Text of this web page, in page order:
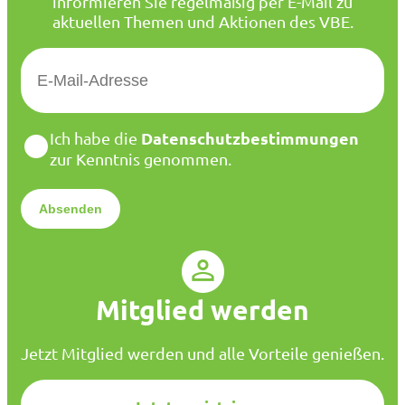
aktuellen Themen und Aktionen des VBE.
E
M
*
D
a
e
n
*
Ich habe die Datenschutzbestimmungen
zur Kenntnis genommen.
Mitglied werden
Jetzt Mitglied werden und alle Vorteile genießen.